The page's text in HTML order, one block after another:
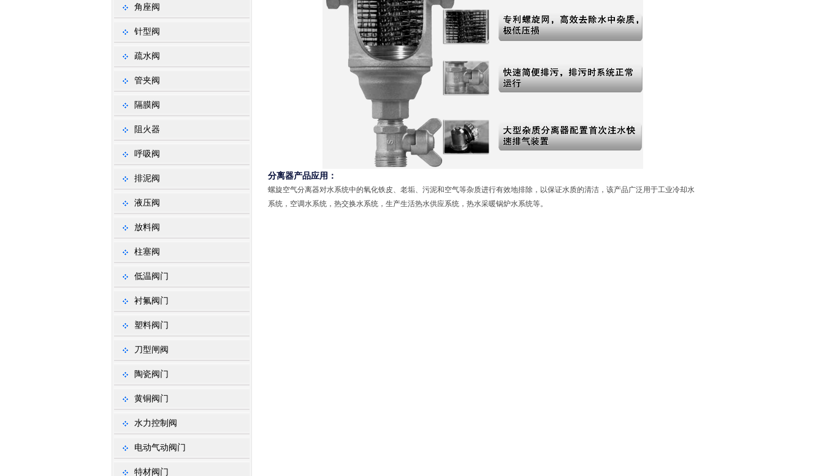
角座阀
针型阀
疏水阀
管夹阀
隔膜阀
阻火器
呼吸阀
排泥阀
液压阀
放料阀
柱塞阀
低温阀门
衬氟阀门
塑料阀门
刀型闸阀
陶瓷阀门
黄铜阀门
水力控制阀
电动气动阀门
特材阀门
分离器产品应用：
螺旋空气分离器对水系统中的氧化铁皮、老垢、污泥和空气等杂质进行有效地排除，以保证水质的清洁，该产品广泛用于工业冷却水
系统，空调水系统，热交换水系统，生产生活热水供应系统，热水采暖锅炉水系统等。